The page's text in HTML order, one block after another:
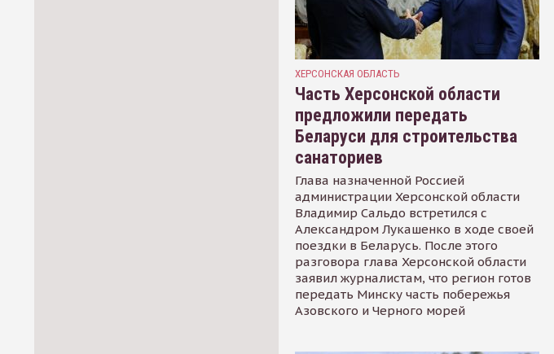
ХЕРСОНСКАЯ ОБЛАСТЬ
Часть Херсонской области
предложили передать
Беларуси для строительства
санаториев
Глава назначенной Россией
администрации Херсонской области
Владимир Сальдо встретился с
Александром Лукашенко в ходе своей
поездки в Беларусь. После этого
разговора глава Херсонской области
заявил журналистам, что регион готов
передать Минску часть побережья
Азовского и Черного морей